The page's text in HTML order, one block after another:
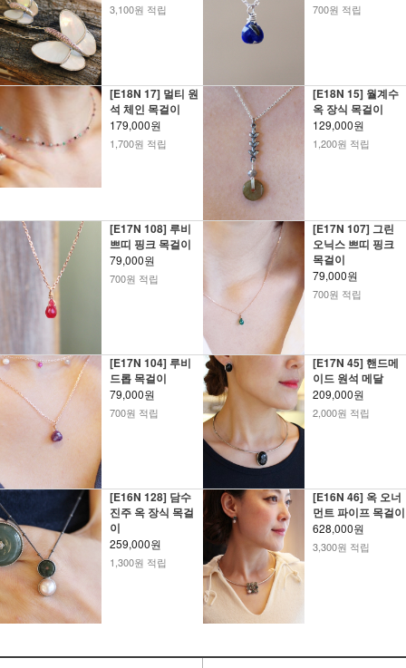
3,100원 적립 700원 적립
[E18N 17] 멀티 원
석 체인 목걸이
179,000원
1,700원 적립
[E18N 15] 월계수
옥 장식 목걸이
129,000원
1,200원 적립
[E17N 108] 루비
쁘띠 핑크 목걸이
79,000원
700원 적립
[E17N 107] 그린
오닉스 쁘띠 핑크
목걸이
79,000원
700원 적립
[E17N 104] 루비
드롭 목걸이
79,000원
700원 적립
[E17N 45] 핸드메
이드 원석 메달
209,000원
2,000원 적립
[E16N 128] 담수
진주 옥 장식 목걸
이
259,000원
1,300원 적립
[E16N 46] 옥 오너
먼트 파이프 목걸이
628,000원
3,300원 적립